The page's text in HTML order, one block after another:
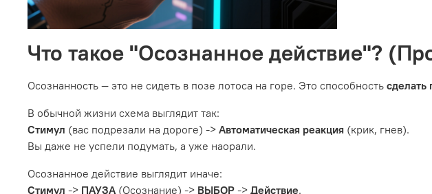
Что такое "Осознанное действие"?
Осознанность — это не сидеть в позе лотоса на горе. Это способность сделать
В обычной жизни схема выглядит так:
Стимул (вас подрезали на дороге) -> Автоматическая реакция (крик, гнев).
Вы даже не успели подумать, а уже наорали.
Осознанное действие выглядит иначе:
Стимул -> ПАУЗА (Осознание) -> ВЫБОР -> Действие.